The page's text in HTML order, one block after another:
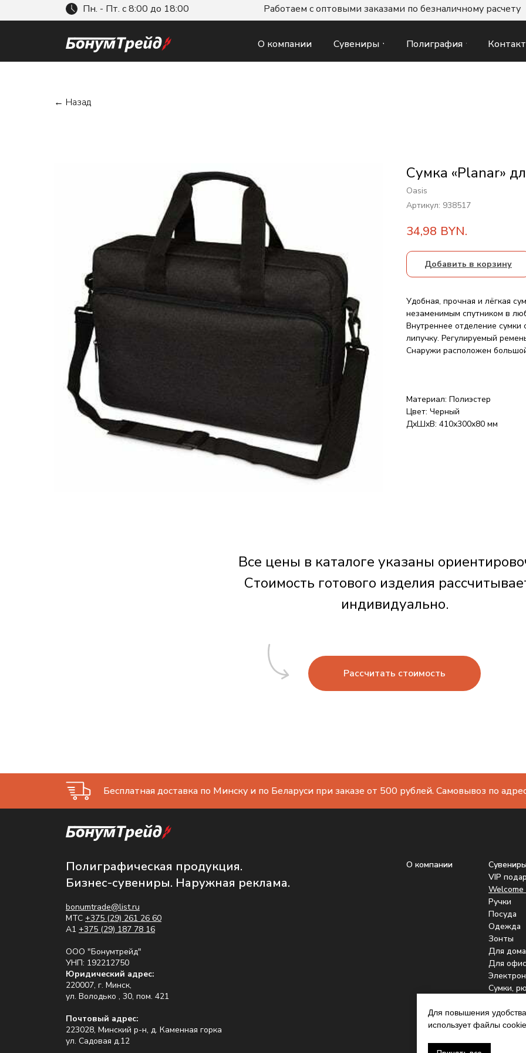
О компании Сувениры Полиграфия
Пн. - Пт. с 8:00 до 18:00 Работаем с оптовыми заказами по безналичному расчету
← Назад
Сумка «Planar»
Oasis
Артикул: 938517
34,98 BYN.
Добавить в корзину
Удобная, прочная и лёгкая
незаменимым спутником в
Внутреннее отделение
липучку. Регулируемый
Снаружи расположен
Материал: Полиэстер
Цвет: Черный
ДxШxВ: 410x300x80 мм
Все цены в каталоге указаны
Стоимость готового изделия
индивидуально.
Рассчитать стоимость
Бесплатная доставка по Минску и по Беларуси при заказе от 500 рублей. Самовывоз по
VIP
Welcome
Ручки
Посуда
Одежда
Зонты
Для дома
Для
Сумки,
О компании
bonumtrade@list.ru
МТС +375 (29) 261 26 60
A1 +375 (29) 187 78 16
ООО "Бонумтрейд"
УНП: 192212750
Юридический адрес:
220007, г. Минск,
ул. Володько , 30, пом. 421
Почтовый адрес:
223028, Минский р-н, д. Каменная горка
ул. Садовая д.12
Полиграфическая продукция.
Бизнес-сувениры. Наружная реклама.
Для повышения
использует файлы